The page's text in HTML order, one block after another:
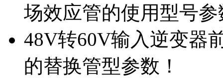
场效应管的使用型号参
48V转60V输入逆变器
的替换管型参数！